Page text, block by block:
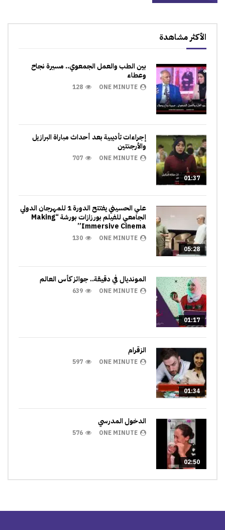
الأكثر مشاهدة
بين الطب والعمل الجمعوي.. مسيرة نجاح
وعطاء
ONE MINUTE
128
01:37
إجراءات تأديبية بعد أحداث مباراة البرازيل
والأرجنتين
ONE MINUTE
707
05:28
علي الحسيني يفتتح الدورة 1 للمهرجان الدولي
الجامعي للفيلم بورزازات بورشة “Making
Immersive Cinema”
ONE MINUTE
130
01:17
المونديال في دقيقة.. جوائز كأس العالم
ONE MINUTE
639
01:34
الزقرام
ONE MINUTE
597
02:50
الدخول المدرسي
ONE MINUTE
576